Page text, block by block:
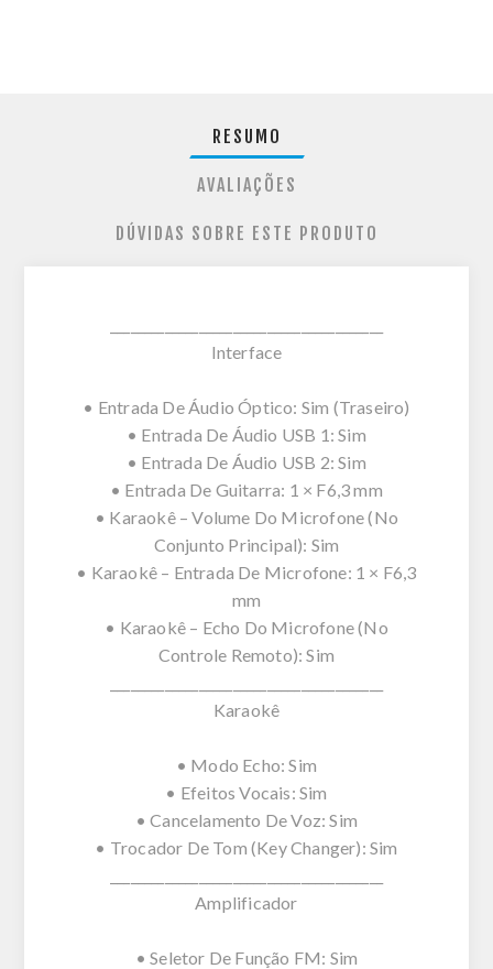
RESUMO
AVALIAÇÕES
DÚVIDAS SOBRE ESTE PRODUTO
Interface
• Entrada De Áudio Óptico: Sim (Traseiro)
• Entrada De Áudio USB 1: Sim
• Entrada De Áudio USB 2: Sim
• Entrada De Guitarra: 1 × F6,3 mm
• Karaokê – Volume Do Microfone (No
Conjunto Principal): Sim
• Karaokê – Entrada De Microfone: 1 × F6,3
mm
• Karaokê – Echo Do Microfone (No
Controle Remoto): Sim
Karaokê
• Modo Echo: Sim
• Efeitos Vocais: Sim
• Cancelamento De Voz: Sim
• Trocador De Tom (Key Changer): Sim
Amplificador
• Seletor De Função FM: Sim